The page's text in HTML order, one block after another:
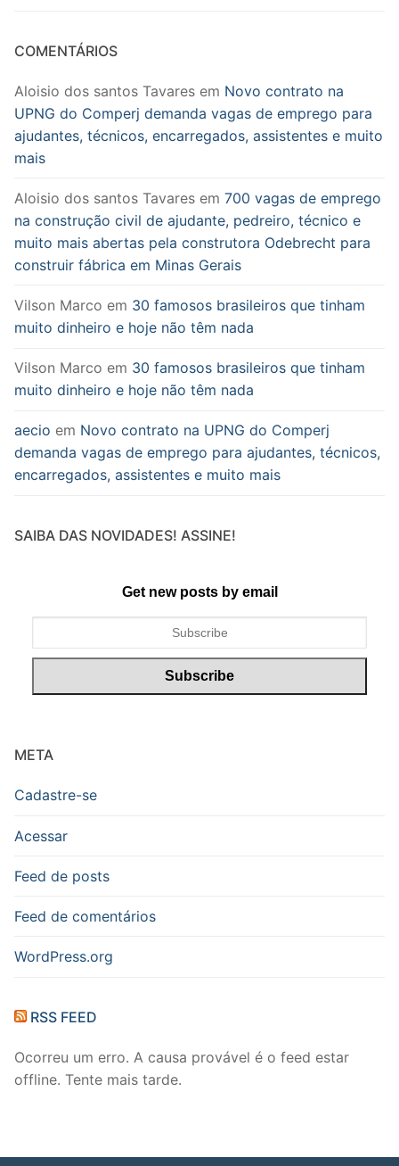
COMENTÁRIOS
Aloisio dos santos Tavares em Novo contrato na
UPNG do Comperj demanda vagas de emprego para
ajudantes, técnicos, encarregados, assistentes e muito
mais
Aloisio dos santos Tavares em 700 vagas de emprego
na construção civil de ajudante, pedreiro, técnico e
muito mais abertas pela construtora Odebrecht para
construir fábrica em Minas Gerais
Vilson Marco em 30 famosos brasileiros que tinham
muito dinheiro e hoje não têm nada
Vilson Marco em 30 famosos brasileiros que tinham
muito dinheiro e hoje não têm nada
aecio em Novo contrato na UPNG do Comperj
demanda vagas de emprego para ajudantes, técnicos,
encarregados, assistentes e muito mais
SAIBA DAS NOVIDADES! ASSINE!
Get new posts by email
META
Cadastre-se
Acessar
Feed de posts
Feed de comentários
WordPress.org
RSS FEED
Ocorreu um erro. A causa provável é o feed estar
offline. Tente mais tarde.